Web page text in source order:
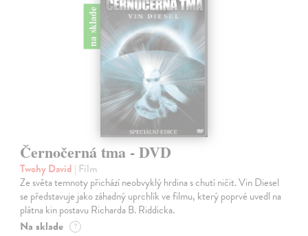
na sklade
Černočerná tma - DVD
Twohy David | Film
Ze světa temnoty přichází neobvyklý hrdina s chutí ničit. Vin Diesel
se představuje jako záhadný uprchlík ve filmu, který poprvé uvedl na
plátna kin postavu Richarda B. Riddicka.
Na sklade ?